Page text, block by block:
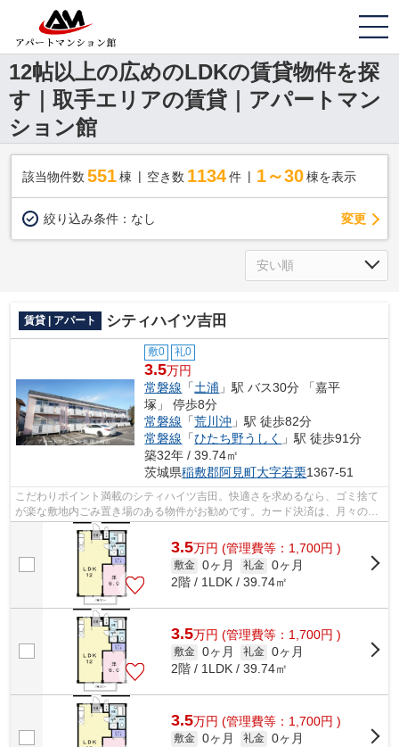
12帖以上の広めのLDKの賃貸物件を探
す｜取手エリアの賃貸｜アパートマン
ション館
該当物件数 551棟 空き数 1134 件 1～30 棟を表示
絞り込み条件： なし 変更
賃貸 | アパート シティハイツ吉田
敷0 礼0
3.5万円
常磐線 「土浦 」駅 バス30分 「嘉平
塚」 停歩8分
常磐線 「荒川沖 」駅 徒歩82分
常磐線 「ひたち野うしく
」駅 徒歩91分
築32年 / 39.74㎡
茨城県稲敷郡阿見町大字若栗1367-51
こだわりポイント満載のシティハイツ吉田。快適さを求めるなら、ゴミ捨て
が楽な敷地内ごみ置き場のある物件がお勧めです。カード決済は、月々の家
賃や初期費用支払いのわずらわしさを...
3.5万円 (管理費等：1,700円 )
敷金 0ヶ月 礼金 0ヶ月
2階 / 1LDK / 39.74㎡
3.5万円 (管理費等：1,700円 )
敷金 0ヶ月 礼金 0ヶ月
2階 / 1LDK / 39.74㎡
3.5万円 (管理費等：1,700円 )
敷金 0ヶ月 礼金 0ヶ月